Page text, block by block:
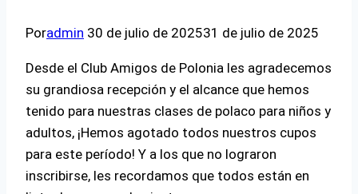
Poradmin 30 de julio de 202531 de julio de 2025
Desde el Club Amigos de Polonia les agradecemos
su grandiosa recepción y el alcance que hemos
tenido para nuestras clases de polaco para niños y
adultos, ¡Hemos agotado todos nuestros cupos
para este período! Y a los que no lograron
inscribirse, les recordamos que todos están en